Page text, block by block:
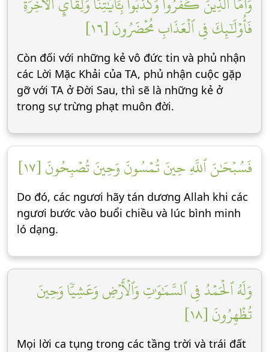
فَأُوْلَٰٓئِكَ فِي ٱلۡعَذَابِ مُحۡضَرُونَ [١٦]
Còn đối với những kẻ vô đức tin và phủ nhận
các Lời Mặc Khải của TA, phủ nhận cuộc gặp
gỡ với TA ở Đời Sau, thì sẽ là những kẻ ở
trong sự trừng phạt muôn đời.
فَسُبۡحَٰنَ ٱللَّهِ حِينَ تُمۡسُونَ وَحِينَ تُصۡبِحُونَ [١٧]
Do đó, các ngươi hãy tán dương Allah khi các
ngươi bước vào buổi chiều và lúc bình minh
ló dạng.
وَلَهُ ٱلۡحَمۡدُ فِي ٱلسَّمَٰوَٰتِ وَٱلۡأَرۡضِ وَعَشِيّٗا وَحِينَ
تُظۡهِرُونَ [١٨]
Mọi lời ca tụng trong các tầng trời và trái đất